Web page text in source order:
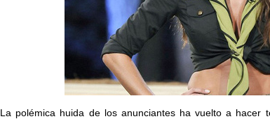
La polémica huida de los anunciantes ha vuelto a hacer